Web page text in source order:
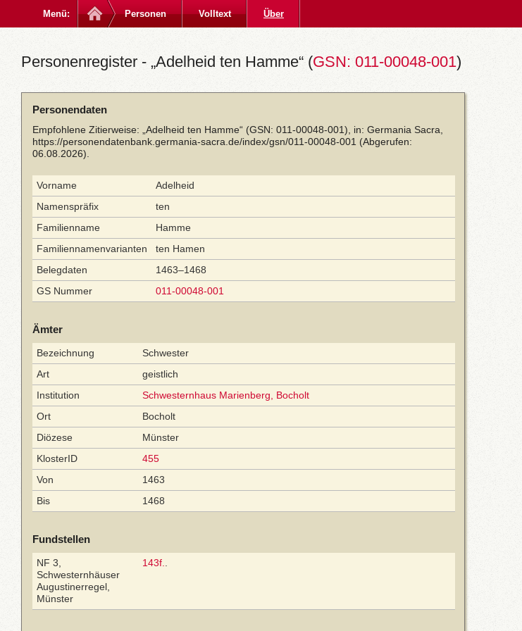
Menü: Personen Volltext Über
Personenregister - „Adelheid ten Hamme“ (GSN: 011-00048-001)
Personendaten
Empfohlene Zitierweise: „Adelheid ten Hamme“ (GSN: 011-00048-001), in: Germania Sacra,
https://personendatenbank.germania-sacra.de/index/gsn/011-00048-001 (Abgerufen:
06.08.2026).
Vorname
Adelheid
Namenspräfix
ten
Familienname
Hamme
Familiennamenvarianten
ten Hamen
Belegdaten
1463–1468
GS Nummer
011-00048-001
Ämter
Bezeichnung
Schwester
Art
geistlich
Institution
Schwesternhaus Marienberg, Bocholt
Ort
Bocholt
Diözese
Münster
KlosterID
455
Von
1463
Bis
1468
Fundstellen
NF 3,
Schwesternhäuser
Augustinerregel,
Münster
143f.